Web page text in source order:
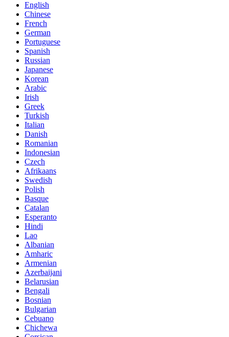
English
Chinese
French
German
Portuguese
Spanish
Russian
Japanese
Korean
Arabic
Irish
Greek
Turkish
Italian
Danish
Romanian
Indonesian
Czech
Afrikaans
Swedish
Polish
Basque
Catalan
Esperanto
Hindi
Lao
Albanian
Amharic
Armenian
Azerbaijani
Belarusian
Bengali
Bosnian
Bulgarian
Cebuano
Chichewa